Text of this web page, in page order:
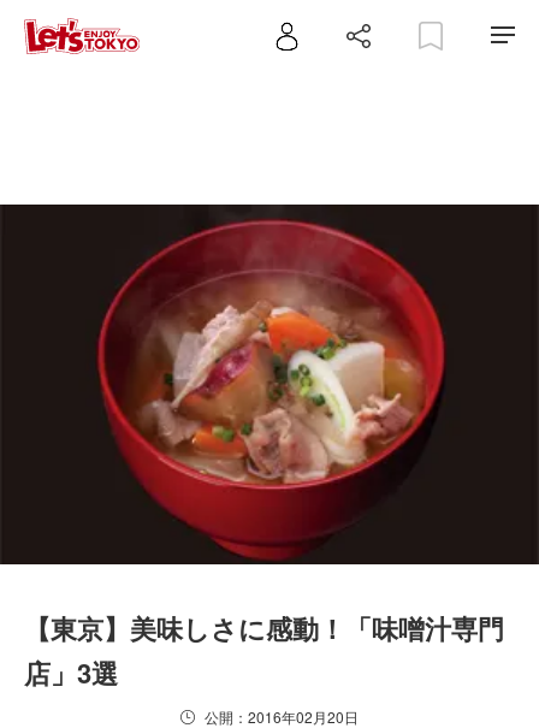
【東京】美味しさに感動！「味噌汁専門
店」3選
公開：2016年02月20日